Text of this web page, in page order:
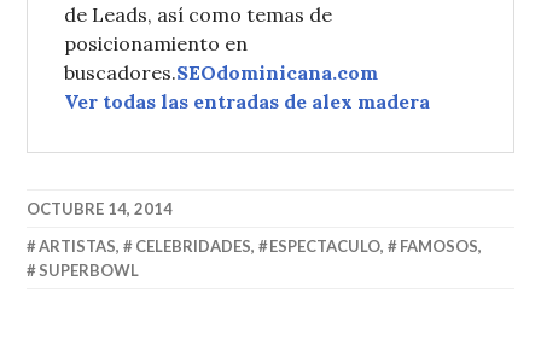
de Leads, así como temas de
posicionamiento en
buscadores.SEOdominicana.com
Ver todas las entradas de alex madera
OCTUBRE 14, 2014
ARTISTAS, CELEBRIDADES, ESPECTACULO, FAMOSOS,
SUPERBOWL